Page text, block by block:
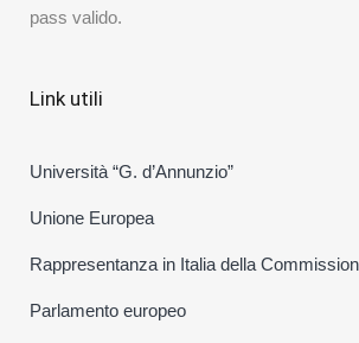
pass valido.
Link utili
Università “G. d’Annunzio”
Unione Europea
Rappresentanza in Italia della
Parlamento europeo